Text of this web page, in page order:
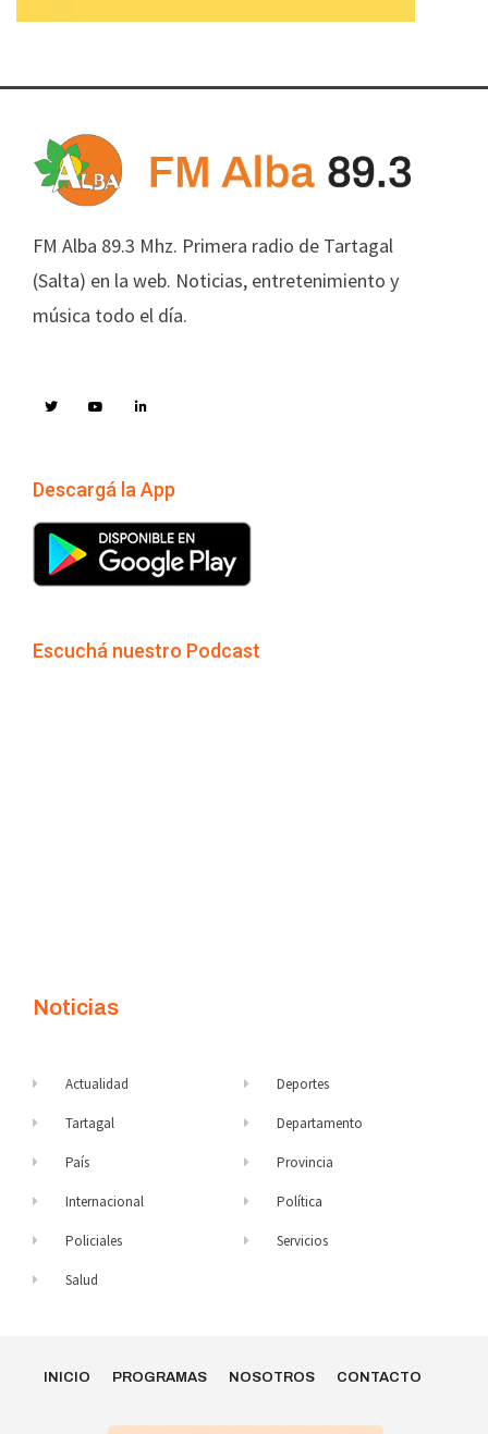
FM Alba 89.3 Mhz. Primera radio de Tartagal
(Salta) en la web. Noticias, entretenimiento y
música todo el día.
Descargá la App
Escuchá nuestro Podcast
Noticias
Actualidad
Tartagal
País
Internacional
Policiales
Salud
Deportes
Departamento
Provincia
Política
Servicios
INICIO PROGRAMAS NOSOTROS CONTACTO